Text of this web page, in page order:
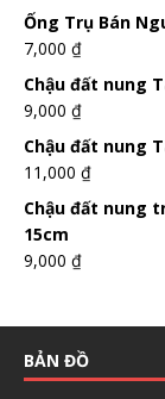
Ống Trụ Bán
7,000 ₫
Chậu đất nung
9,000 ₫
Chậu đất nung
11,000 ₫
Chậu đất nung
15cm
9,000 ₫
BẢN ĐỒ